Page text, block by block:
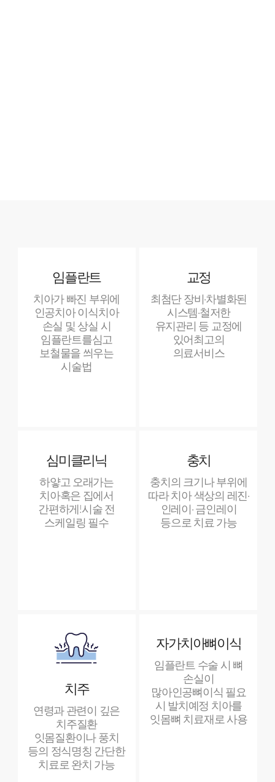
임플란트
치아가 빠진 부위에
인공치아 이식치아
손실 및 상실 시
임플란트를심고
보철물을 씌우는
시술법
교정
최첨단 장비·차별화된
시스템·철저한
유지관리 등 교정에
있어 최고의
의료서비스
심미클리닉
하얗고 오래가는
치아혹은 집에서
간편하게!시술 전
스케일링 필수
충치
충치의 크기나 부위에
따라치아 색상의 레진·
인레이·금인레이
등으로 치료 가능
치주
연령과 관련이 깊은
치주질환
잇몸질환이나 풍치
등의 정식명칭 간단한
치료로 완치 가능
자가치아뼈이식
임플란트 수술 시 뼈
손실이
많아인공뼈이식 필요
시 발치예정 치아를
잇몸뼈 치료재로 사용